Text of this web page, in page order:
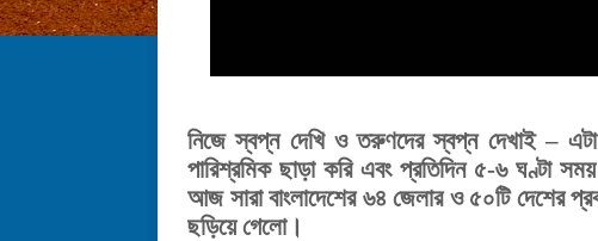
নিজে স্বপ্ন দেখি ও তরুণদের স্বপ্ন দেখাই –
পারিশ্রমিক ছাড়া করি এবং প্রতিদিন ৫-৬ ঘণ্টা
আজ সারা বাংলাদেশের ৬৪ জেলার ও ৫০টি দেশের
ছড়িয়ে গেলো।